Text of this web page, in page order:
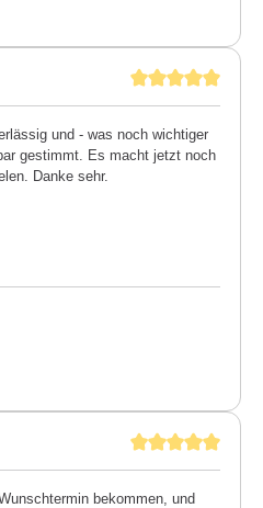
und - was noch wichtiger
gestimmt. Es macht jetzt noch
Danke sehr.
bekommen, und